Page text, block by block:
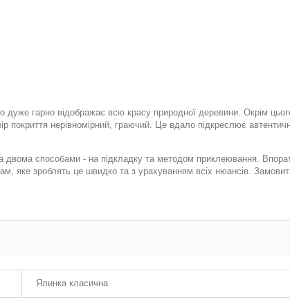
гарно відображає всю красу природної деревини. Окрім
нерівномірний, граючий. Це вдало підкреслює
способами - на підкладку та методом приклеювання.
яке зроблять це швидко та з урахуванням всіх нюансів.
Ялинка класична